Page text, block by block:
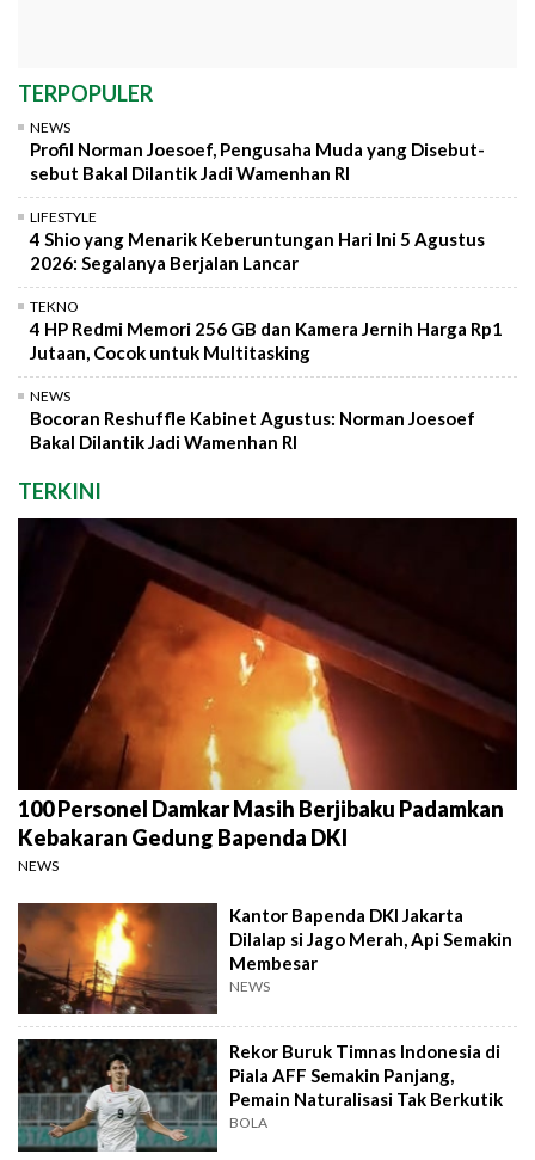
TERPOPULER
NEWS
Profil Norman Joesoef, Pengusaha Muda yang Disebut-
sebut Bakal Dilantik Jadi Wamenhan RI
LIFESTYLE
4 Shio yang Menarik Keberuntungan Hari Ini 5 Agustus
2026: Segalanya Berjalan Lancar
TEKNO
4 HP Redmi Memori 256 GB dan Kamera Jernih Harga Rp1
Jutaan, Cocok untuk Multitasking
NEWS
Bocoran Reshuffle Kabinet Agustus: Norman Joesoef
Bakal Dilantik Jadi Wamenhan RI
TERKINI
100 Personel Damkar Masih Berjibaku Padamkan
Kebakaran Gedung Bapenda DKI
NEWS
Kantor Bapenda DKI Jakarta
Dilalap si Jago Merah, Api Semakin
Membesar
NEWS
Rekor Buruk Timnas Indonesia di
Piala AFF Semakin Panjang,
Pemain Naturalisasi Tak Berkutik
BOLA